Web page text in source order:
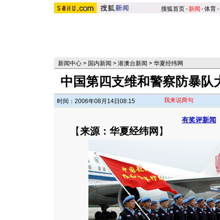
搜狐首页-新闻 -体育-
新闻中心 > 国内新闻 > 港澳台新闻 > 华夏经纬网
中国第四支维和警察防暴队
时间：2006年08月14日08:15 我来说两句
有奖评新闻
【来源：华夏经纬网 】